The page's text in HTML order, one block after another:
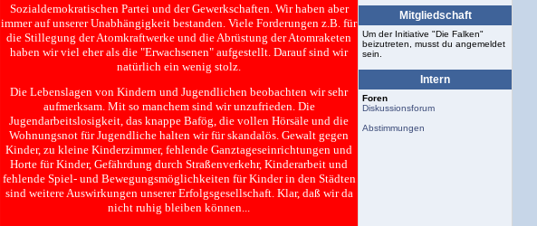
Sozialdemokratischen Partei und der Gewerkschaften. Wir haben aber
immer auf unserer Unabhängigkeit bestanden. Viele Forderungen z.B. für
die Stillegung der Atomkraftwerke und die Abrüstung der Atomraketen
haben wir viel eher als die "Erwachsenen" aufgestellt. Darauf sind wir
natürlich ein wenig stolz.
Die Lebenslagen von Kindern und Jugendlichen beobachten wir sehr
aufmerksam. Mit so manchem sind wir unzufrieden. Die
Jugendarbeitslosigkeit, das knappe Bafög, die vollen Hörsäle und die
Wohnungsnot für Jugendliche halten wir für skandalös. Gewalt gegen
Kinder, zu kleine Kinderzimmer, fehlende Ganztageseinrichtungen und
Horte für Kinder, Gefährdung durch Straßenverkehr, Kinderarbeit und
fehlende Spiel- und Bewegungsmöglichkeiten für Kinder in den Städten
sind weitere Auswirkungen unserer Erfolgsgesellschaft. Klar, daß wir da
nicht ruhig bleiben können...
Mitgliedschaft
Um der Initiative "Die Falken"
beizutreten, musst du angemeldet
sein.
Intern
Foren
Diskussionsforum
Abstimmungen